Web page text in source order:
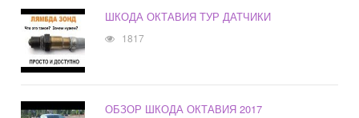
ШКОДА ОКТАВИЯ ТУР ДАТЧИКИ
1817
ОБЗОР ШКОДА ОКТАВИЯ 2017